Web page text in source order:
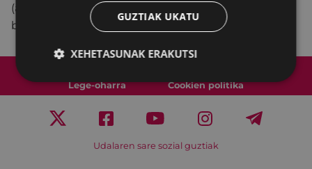
(apirilaren 5a baino lehen, 8:30 - 15:00) edo
bete
formulario hau
Lege-oharra
Cookien politika
Udalaren sare sozial guztiak
GUZTIAK UKATU
XEHETASUNAK ERAKUTSI